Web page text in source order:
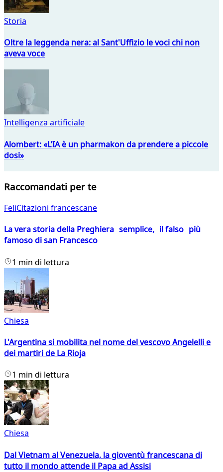
Storia
Oltre la leggenda nera: al Sant'Uffizio le voci chi non
aveva voce
Intelligenza artificiale
Alombert: «L’IA è un pharmakon da prendere a piccole
dosi»
Raccomandati per te
FeliCitazioni francescane
La vera storia della Preghiera semplice, il falso più
famoso di san Francesco
1 min di lettura
Chiesa
L'Argentina si mobilita nel nome del vescovo Angelelli e
dei martiri de La Rioja
1 min di lettura
Chiesa
Dal Vietnam al Venezuela, la gioventù francescana di
tutto il mondo attende il Papa ad Assisi